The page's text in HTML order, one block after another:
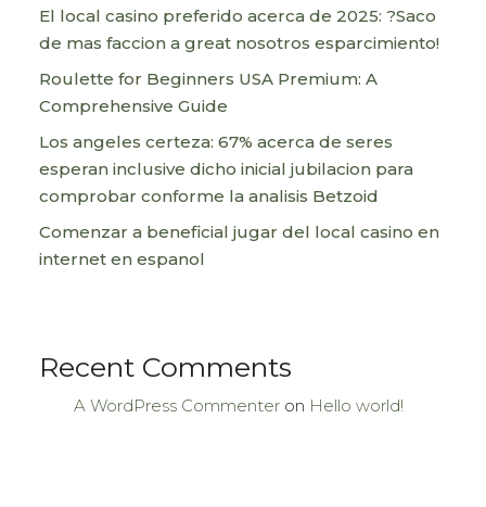
El local casino preferido acerca de 2025: ?Saco
de mas faccion a great nosotros esparcimiento!
Roulette for Beginners USA Premium: A
Comprehensive Guide
Los angeles certeza: 67% acerca de seres
esperan inclusive dicho inicial jubilacion para
comprobar conforme la analisis Betzoid
Comenzar a beneficial jugar del local casino en
internet en espanol
Recent Comments
A WordPress Commenter on Hello world!